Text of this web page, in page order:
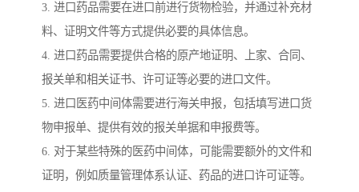
3. 进口药品需要在进口前进行货物检验，并通过补充材
料、证明文件等方式提供必要的具体信息。
4. 进口药品需要提供合格的原产地证明、上家、合同、
报关单和相关证书、许可证等必要的进口文件。
5. 进口医药中间体需要进行海关申报，包括填写进口货
物申报单、提供有效的报关单据和申报费等。
6. 对于某些特殊的医药中间体，可能需要额外的文件和
证明，例如质量管理体系认证、药品的进口许可证等。